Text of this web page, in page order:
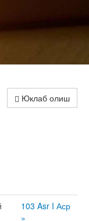
Юклаб олиш
103 Asr I Аср
»